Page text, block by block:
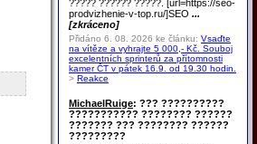
????? ?????? ?????. [url=https://seo-
prodvizhenie-v-top.ru/]SEO ...
[zkráceno]
Přidáno 6. 08. 2026 ke článku: Vsaďte
na vítěze a vyhrajte 5 000,- Kč. Souboj
excelentních sprinterů za přítomnosti
kamer ČT v pátek 16.9. od 19.30 hodin.
> Reakce
MichaelRuige: ??? ??????????
??????????? ???????? ??????
??????? ??? ???????? ??????
?????????